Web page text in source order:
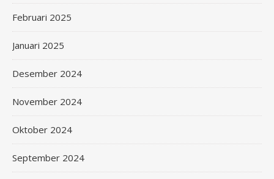
Februari 2025
Januari 2025
Desember 2024
November 2024
Oktober 2024
September 2024